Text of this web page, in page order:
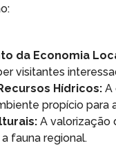
da Economia
visitantes
Hídricos: A
propício para
A valorização
fauna regional.